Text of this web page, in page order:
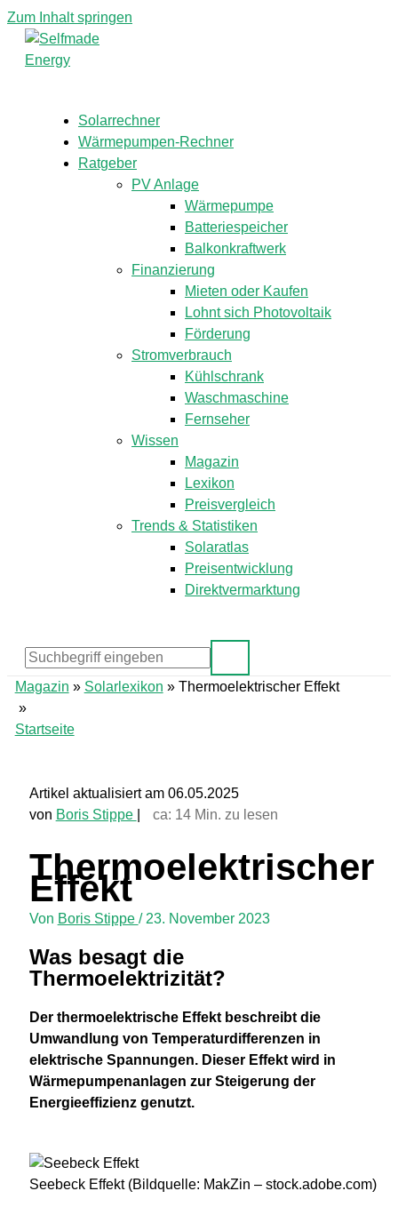
Zum Inhalt springen
Solarrechner
Wärmepumpen-Rechner
Ratgeber
PV Anlage
Wärmepumpe
Batteriespeicher
Balkonkraftwerk
Finanzierung
Mieten oder Kaufen
Lohnt sich Photovoltaik
Förderung
Stromverbrauch
Kühlschrank
Waschmaschine
Fernseher
Wissen
Magazin
Lexikon
Preisvergleich
Trends & Statistiken
Solaratlas
Preisentwicklung
Direktvermarktung
Startseite
»
Magazin » Solarlexikon » Thermoelektrischer Effekt
Artikel aktualisiert am 06.05.2025
von Boris Stippe ca: 14Min. zu lesen
Thermoelektrischer
Effekt
Von Boris Stippe / 23. November 2023
Was besagt die
Thermoelektrizität?
Der thermoelektrische Effekt beschreibt die
Umwandlung von Temperaturdifferenzen in
elektrische Spannungen. Dieser Effekt wird in
Wärmepumpenanlagen zur Steigerung der
Energieeffizienz genutzt.
Seebeck Effekt (Bildquelle: MakZin – stock.adobe.com)